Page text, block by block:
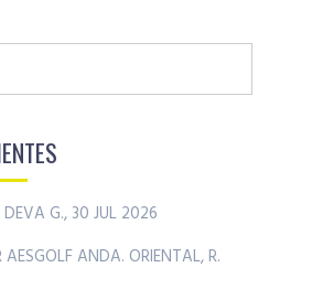
DEVA G., 30 JUL 2026
AESGOLF ANDA. ORIENTAL, R.